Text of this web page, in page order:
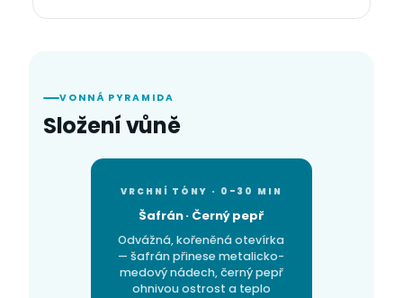
VONNÁ PYRAMIDA
Složení vůně
VRCHNÍ TÓNY · 0–30 MIN
Šafrán · Černý pepř
Odvážná, kořeněná otevírka
— šafrán přinese metalicko-
medový nádech, černý pepř
ohnivou ostrost a teplo